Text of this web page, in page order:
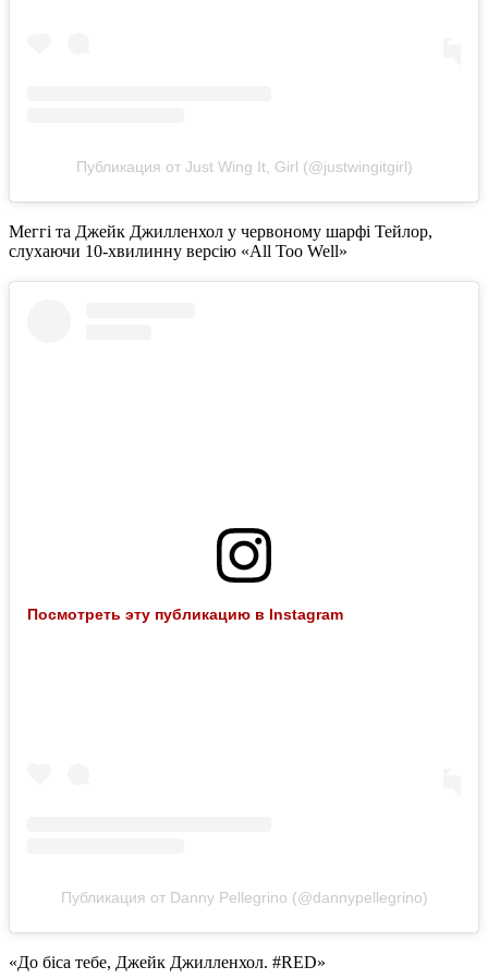
Публикация от Just Wing It, Girl (@justwingitgirl)
Меггі та Джейк Джилленхол у червоному шарфі Тейлор,
слухаючи 10-хвилинну версію «All Too Well»
Посмотреть эту публикацию в Instagram
Публикация от Danny Pellegrino (@dannypellegrino)
«До біса тебе, Джейк Джилленхол. #RED»